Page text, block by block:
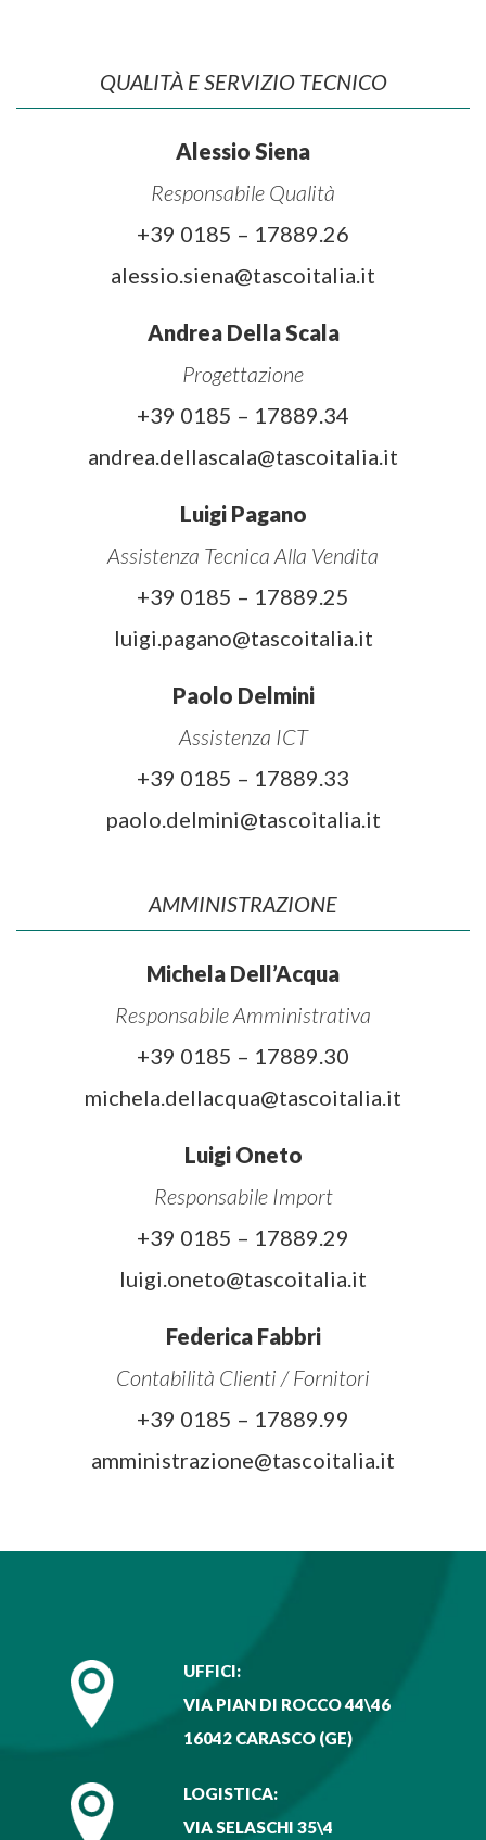
QUALITÀ E SERVIZIO TECNICO
Alessio Siena
Responsabile Qualità
+39 0185 – 17889.26
alessio.siena@tascoitalia.it
Andrea Della Scala
Progettazione
+39 0185 – 17889.34
andrea.dellascala@tascoitalia.it
Luigi Pagano
Assistenza Tecnica Alla Vendita
+39 0185 – 17889.25
luigi.pagano@tascoitalia.it
Paolo Delmini
Assistenza ICT
+39 0185 – 17889.33
paolo.delmini@tascoitalia.it
AMMINISTRAZIONE
Michela Dell’Acqua
Responsabile Amministrativa
+39 0185 – 17889.30
michela.dellacqua@tascoitalia.it
Luigi Oneto
Responsabile Import
+39 0185 – 17889.29
luigi.oneto@tascoitalia.it
Federica Fabbri
Contabilità Clienti / Fornitori
+39 0185 – 17889.99
amministrazione@tascoitalia.it
UFFICI:
VIA PIAN DI ROCCO 44\46
16042 CARASCO (GE)
LOGISTICA:
VIA SELASCHI 35\4